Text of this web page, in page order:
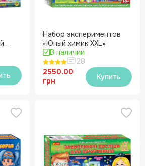
Набор экспериментов
«Юный химик XXL»
В наличии
28
2550.00
грн
Купить